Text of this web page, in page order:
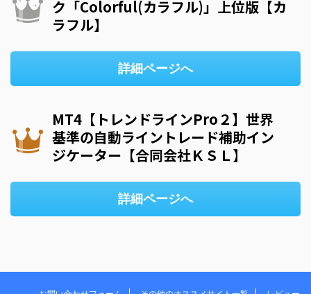
ク「Colorful(カラフル)」上位版【カ
ラフル】
詳細ページへ
MT4【トレンドラインPro２】世界
基準の自動ライントレード補助イン
ジケーター【合同会社ＫＳＬ】
詳細ページへ